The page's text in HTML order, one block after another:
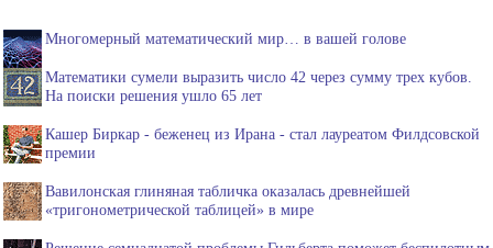
Многомерный математический мир… в вашей голове
Математики сумели выразить число 42 через сумму трех кубов.
На поиски решения ушло 65 лет
Кашер Биркар - беженец из Ирана - стал лауреатом Филдсовской
премии
Вавилонская глиняная табличка оказалась древнейшей
«тригонометрической таблицей» в мире